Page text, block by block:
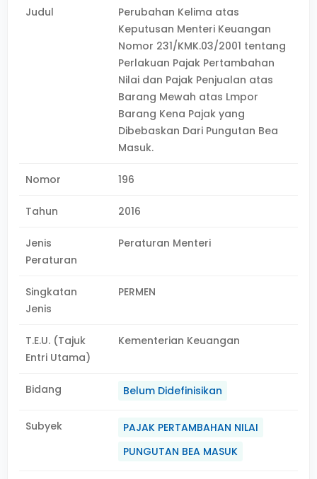
Judul
Perubahan Kelima atas
Keputusan Menteri Keuangan
Nomor 231/KMK.03/2001 tentang
Perlakuan Pajak Pertambahan
Nilai dan Pajak Penjualan atas
Barang Mewah atas Lmpor
Barang Kena Pajak yang
Dibebaskan Dari Pungutan Bea
Masuk.
Nomor 196
Tahun 2016
Jenis
Peraturan
Peraturan Menteri
Singkatan
Jenis
PERMEN
T.E.U. (Tajuk
Entri Utama)
Kementerian Keuangan
Bidang Belum Didefinisikan
Subyek
PAJAK PERTAMBAHAN NILAI
PUNGUTAN BEA MASUK